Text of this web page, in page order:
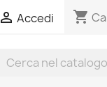
 Accedi shopping_cart